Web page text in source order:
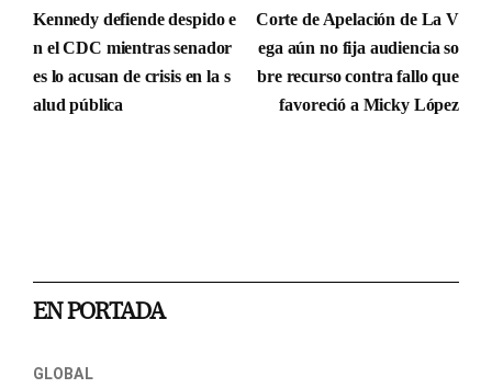
Kennedy defiende despido e
n el CDC mientras senador
es lo acusan de crisis en la s
alud pública
Corte de Apelación de La V
ega aún no fija audiencia so
bre recurso contra fallo que
favoreció a Micky López
EN PORTADA
GLOBAL